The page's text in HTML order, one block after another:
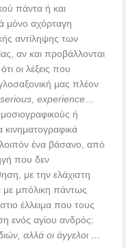
πάντα ή και
μόνο αχόρταγη
αντίληψης των
αν και προβάλλονται
οι λέξεις που
μας πλέον
,serious ,experience
ή
κινηματογραφικά
ένα βάσανο, από
που δεν
με την ελάχιστη
με μπόλικη πάντως
έλλειμα που τους
ενός αγίου ανδρός:
αλλά οι άγγελοι …